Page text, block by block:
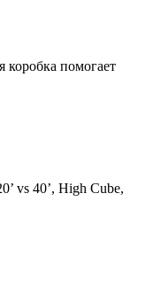
коробка помогает
vs 40’, High Cube,